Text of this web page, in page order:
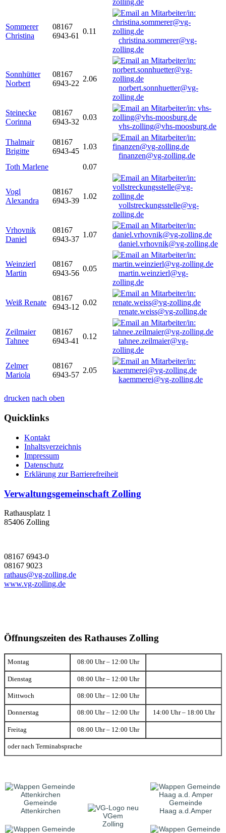
zolling.de
Sommerer
Christina
08167
6943-61
0.11
christina.sommerer@vg-
zolling.de
Sonnhütter
Norbert
08167
6943-22
2.06
norbert.sonnhuetter@vg-
zolling.de
Steinecke
Corinna
08167
6943-32
0.03
vhs-zolling@vhs-moosburg.de
Thalmair
Brigitte
08167
6943-45
1.03
finanzen@vg-zolling.de
Toth Marlene
0.07
Vogl
Alexandra
08167
6943-39
1.02
vollstreckungsstelle@vg-
zolling.de
Vrhovnik
Daniel
08167
6943-37
1.07
daniel.vrhovnik@vg-zolling.de
Weinzierl
Martin
08167
6943-56
0.05
martin.weinzierl@vg-
zolling.de
Weiß Renate
08167
6943-12
0.02
renate.weiss@vg-zolling.de
Zeilmaier
Tahnee
08167
6943-41
0.12
tahnee.zeilmaier@vg-
zolling.de
Zelmer
Mariola
08167
6943-57
2.05
kaemmerei@vg-zolling.de
drucken nach oben
Quicklinks
Kontakt
Inhaltsverzeichnis
Impressum
Datenschutz
Erklärung zur Barrierefreiheit
Verwaltungsgemeinschaft Zolling
Rathausplatz 1
85406 Zolling
08167 6943-0
08167 9023
rathaus@vg-zolling.de
www.vg-zolling.de
Öffnungszeiten des Rathauses Zolling
Montag 08:00 Uhr – 12:00 Uhr
Dienstag 08:00 Uhr – 12:00 Uhr
Mittwoch 08:00 Uhr – 12:00 Uhr
Donnerstag 08:00 Uhr – 12:00 Uhr 14:00 Uhr – 18:00 Uhr
Freitag 08:00 Uhr – 12:00 Uhr
oder nach Terminabsprache
Gemeinde
Attenkirchen
VGem
Zolling
Gemeinde
Haag a.d.Amper